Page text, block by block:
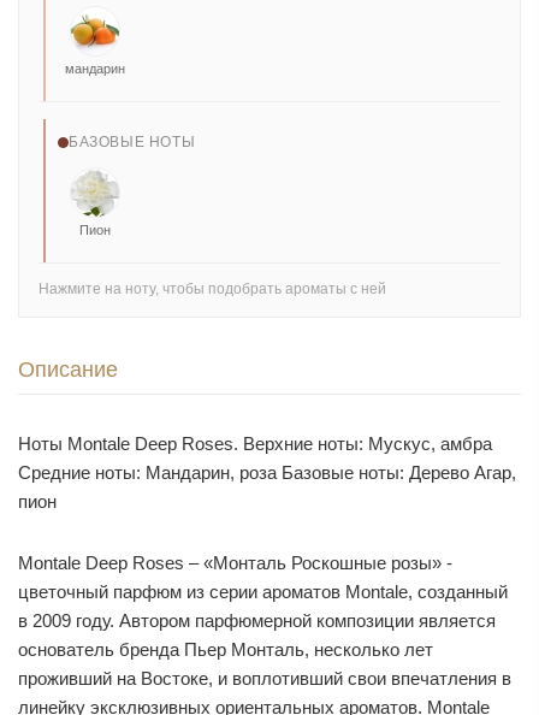
мандарин
БАЗОВЫЕ НОТЫ
Пион
Нажмите на ноту, чтобы подобрать ароматы с ней
Описание
Ноты Montale Deep Roses. Верхние ноты: Мускус, амбра
Средние ноты: Мандарин, роза Базовые ноты: Дерево Агар,
пион
Montale Deep Roses – «Монталь Роскошные розы» -
цветочный парфюм из серии ароматов Montale, созданный
в 2009 году. Автором парфюмерной композиции является
основатель бренда Пьер Монталь, несколько лет
проживший на Востоке, и воплотивший свои впечатления в
линейку эксклюзивных ориентальных ароматов. Montale